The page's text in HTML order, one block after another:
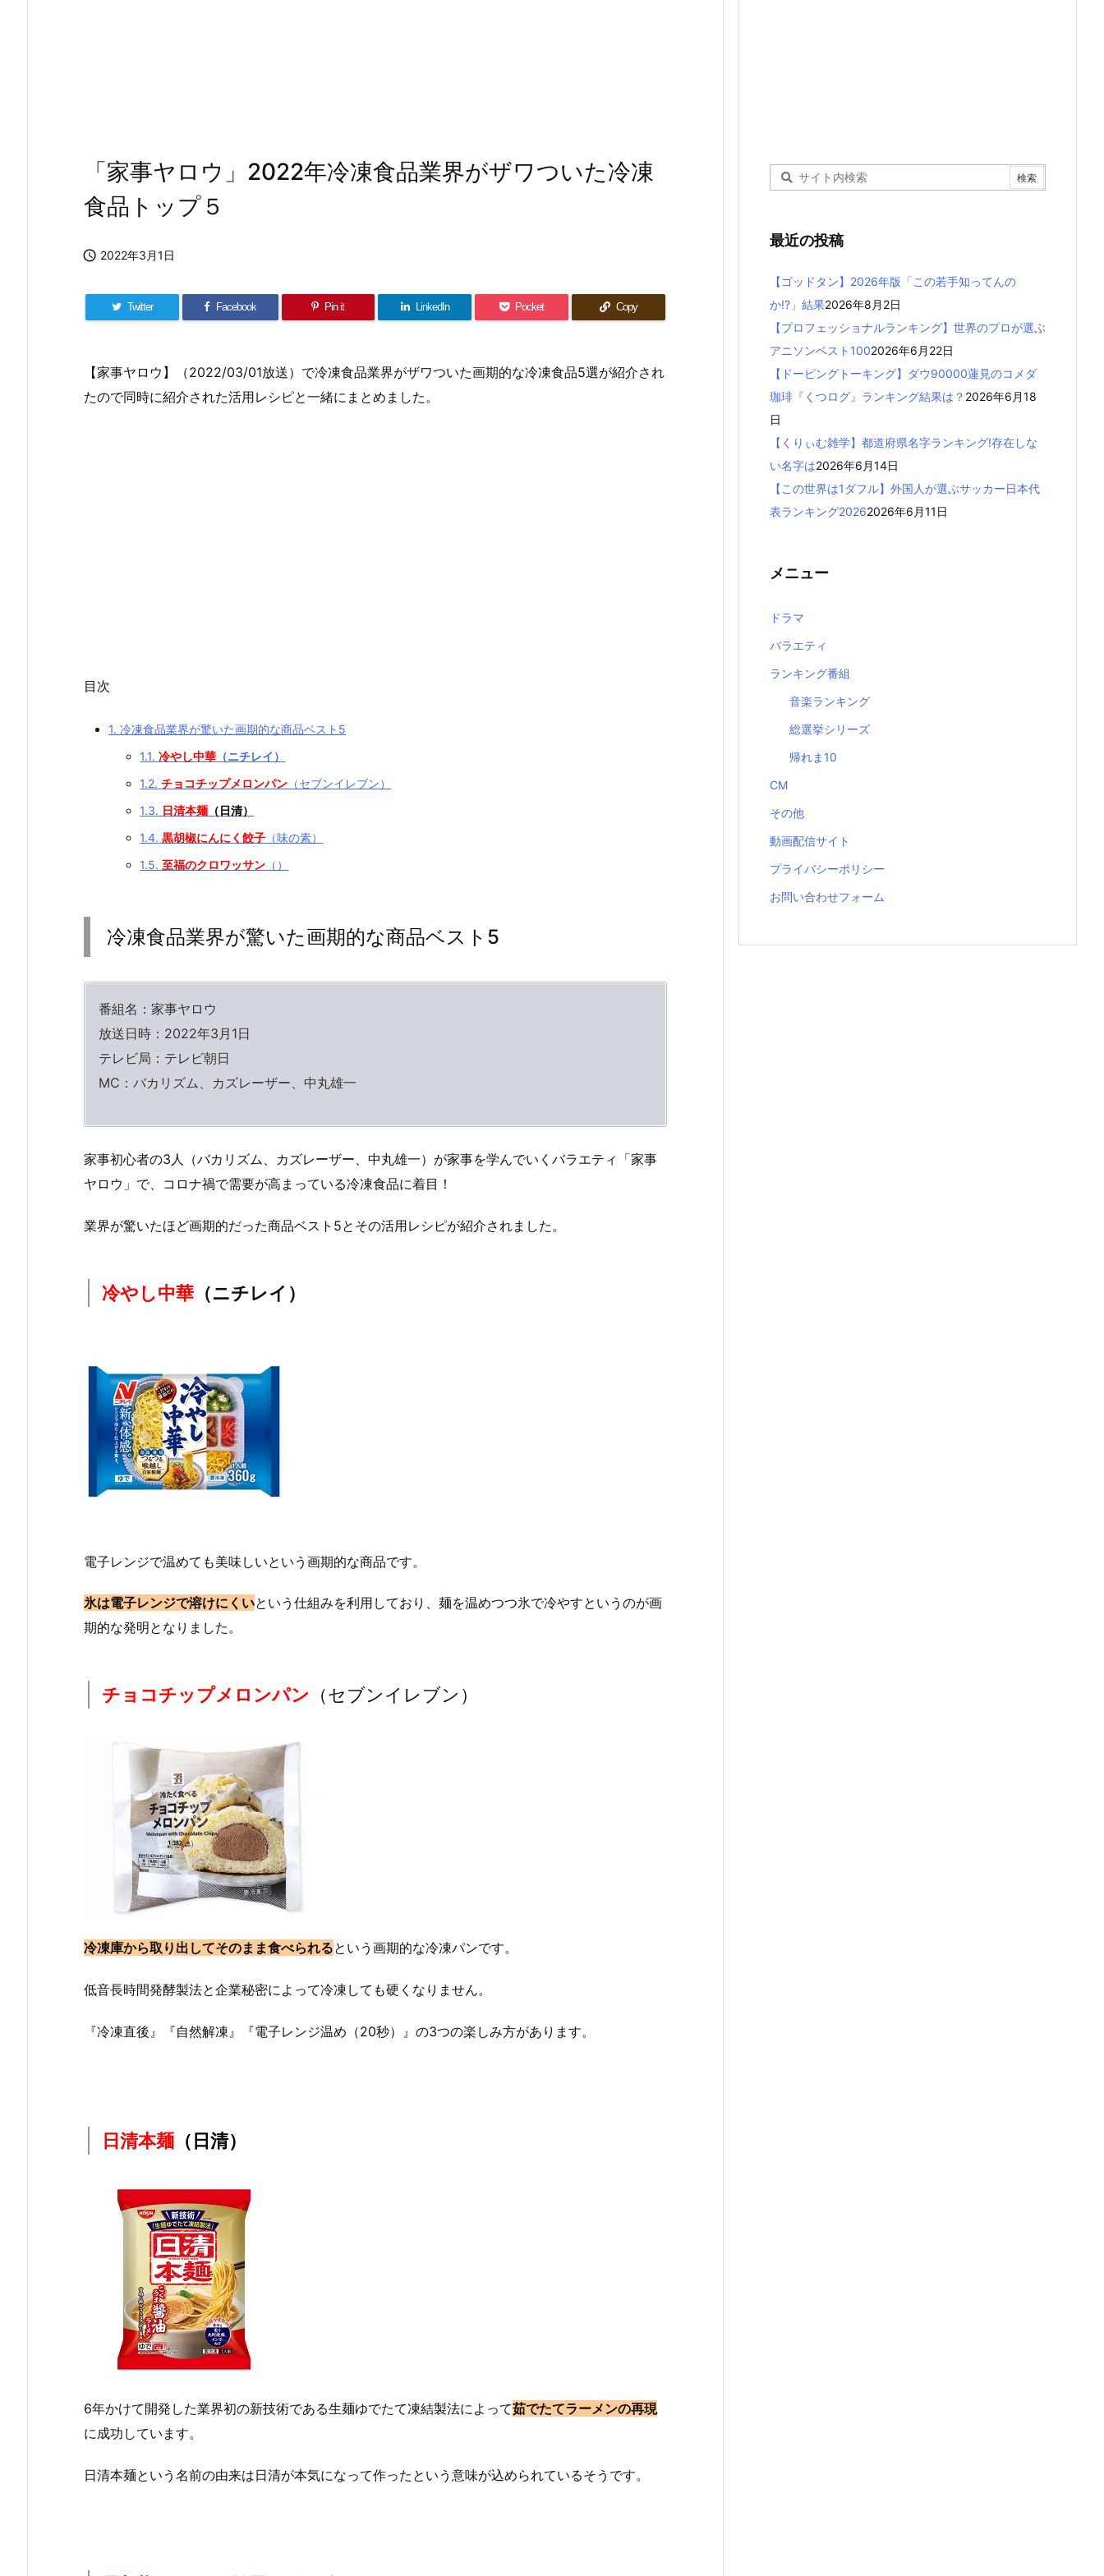
「家事ヤロウ」2022年冷凍食品業界がザワついた冷凍
食品トップ５
 2022年3月1日
Twitter Facebook Pin it LinkedIn Pocket Copy
【家事ヤロウ】（2022/03/01放送）で冷凍食品業界がザワついた画期的な冷凍食品5選が紹介され
たので同時に紹介された活用レシピと一緒にまとめました。
目次
1. 冷凍食品業界が驚いた画期的な商品ベスト5
1.1. 冷やし中華 （ニチレイ）
1.2. チョコチップメロンパン （セブンイレブン）
1.3. 日清本麺 （日清）
1.4. 黒胡椒にんにく餃子 （味の素）
1.5. 至福のクロワッサン （）
冷凍食品業界が驚いた画期的な商品ベスト5
番組名：家事ヤロウ
放送日時：2022年3月1日
テレビ局：テレビ朝日
MC：バカリズム、カズレーザー、中丸雄一
家事初心者の3人（バカリズム、カズレーザー、中丸雄一）が家事を学んでいくバラエティ「家事
ヤロウ」で、コロナ禍で需要が高まっている冷凍食品に着目！
業界が驚いたほど画期的だった商品ベスト5とその活用レシピが紹介されました。
冷やし中華 （ニチレイ）
電子レンジで温めても美味しいという画期的な商品です。
氷は電子レンジで溶けにくいという仕組みを利用しており、麺を温めつつ氷で冷やすというのが画
期的な発明となりました。
チョコチップメロンパン （セブンイレブン）
冷凍庫から取り出してそのまま食べられるという画期的な冷凍パンです。
低音長時間発酵製法と企業秘密によって冷凍しても硬くなりません。
『冷凍直後』『自然解凍』『電子レンジ温め（20秒）』の3つの楽しみ方があります。
日清本麺 （日清）
6年かけて開発した業界初の新技術である生麺ゆでたて凍結製法によって茹でたてラーメンの再現
に成功しています。
日清本麺という名前の由来は日清が本気になって作ったという意味が込められているそうです。
最近の投稿
【ゴッドタン】2026年版「この若手知ってんの
か!?」結果2026年8月2日
【プロフェッショナルランキング】世界のプロが選ぶ
アニソンベスト1002026年6月22日
【ドーピングトーキング】ダウ90000蓮見のコメダ
珈琲『くつログ』ランキング結果は？ 2026年6月18
日
【くりぃむ雑学】都道府県名字ランキング!存在しな
い名字は2026年6月14日
【この世界は1ダフル】外国人が選ぶサッカー日本代
表ランキング20262026年6月11日
メニュー
ドラマ
バラエティ
ランキング番組
音楽ランキング
総選挙シリーズ
帰れま10
CM
その他
動画配信サイト
プライバシーポリシー
お問い合わせフォーム